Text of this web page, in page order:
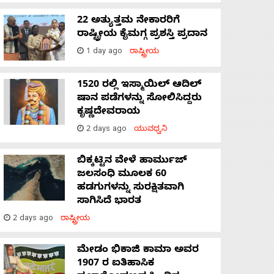
22 ಅತ್ಯುತ್ತಮ ನೇಕಾರರಿಗೆ
ರಾಷ್ಟ್ರೀಯ ಕೈಮಗ್ಗ ಪ್ರಶಸ್ತಿ ಪ್ರದಾನ
1 day ago ರಾಷ್ಟ್ರೀಯ
1520 ರಲ್ಲಿ ಇಸ್ಮಾಯಿಲ್ ಆದಿಲ್
ಷಾನ ಪಡೆಗಳನ್ನು ಸೋಲಿಸಿದ್ದರು
ಕೃಷ್ಣದೇವರಾಯ
2 days ago ಯುವಧ್ವನಿ
ಬಿಕ್ಕಟ್ಟಿನ ವೇಳೆ ಹಾರ್ಮುಜ್
ಜಲಸಂಧಿ ಮೂಲಕ 60
ಹಡಗುಗಳನ್ನು ಸುರಕ್ಷಿತವಾಗಿ
ಸಾಗಿಸಿದೆ ಭಾರತ
2 days ago ರಾಷ್ಟ್ರೀಯ
ಮೇಡಂ ಭಿಕಾಜಿ ಕಾಮಾ ಅವರ
1907 ರ ಐತಿಹಾಸಿಕ